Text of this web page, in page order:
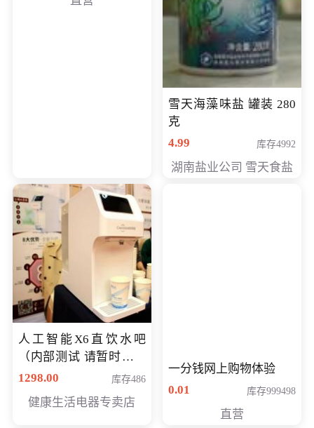
雪天海藻味盐 罐装 280
克
4.99
库存4992
湖南盐业公司 雪天食盐
人工智能X6直饮水吧
（内部测试 请暂时不要
购买）
1298.00 库存486
健康生活电器专卖店
一分钱网上购物体验
0.01
库存999498
直营